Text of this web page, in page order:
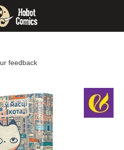
feedback